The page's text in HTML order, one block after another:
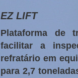
EZ LIFT
Plataforma de
facilitar a
refratário em
para 2,7